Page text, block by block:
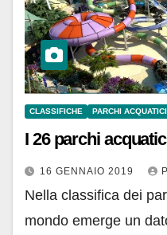
CLASSIFICHE PARCHI ACQUATICI
I 26 parchi
16 GENNAIO 2019
Nella classifica dei
mondo emerge un